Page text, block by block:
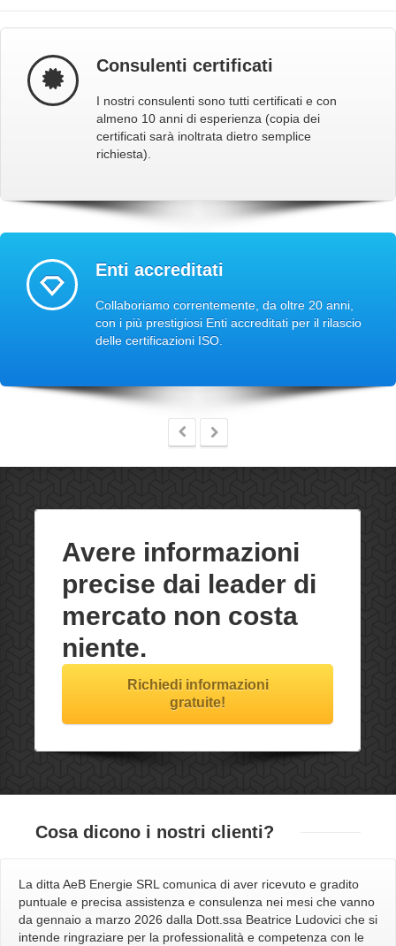
Consulenti certificati
I nostri consulenti sono tutti certificati e con
almeno 10 anni di esperienza (copia dei
certificati sarà inoltrata dietro semplice
richiesta).
Enti accreditati
Collaboriamo correntemente, da oltre 20 anni,
con i più prestigiosi Enti accreditati per il rilascio
delle certificazioni ISO.
Avere informazioni
precise dai leader di
mercato non costa
niente.
Richiedi informazioni
gratuite!
Cosa dicono i nostri clienti?
La ditta AeB Energie SRL comunica di aver ricevuto e gradito
puntuale e precisa assistenza e consulenza nei mesi che vanno
da gennaio a marzo 2026 dalla Dott.ssa Beatrice Ludovici che si
intende ringraziare per la professionalità e competenza con le